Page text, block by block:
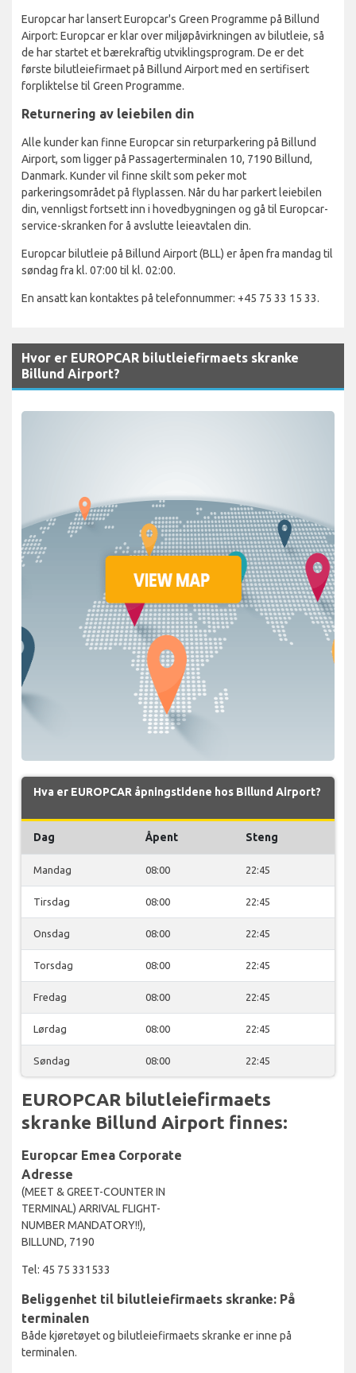
Europcar har lansert Europcar's Green Programme på Billund
Airport: Europcar er klar over miljøpåvirkningen av bilutleie, så
de har startet et bærekraftig utviklingsprogram. De er det
første bilutleiefirmaet på Billund Airport med en sertifisert
forpliktelse til Green Programme.
Returnering av leiebilen din
Alle kunder kan finne Europcar sin returparkering på Billund
Airport, som ligger på Passagerterminalen 10, 7190 Billund,
Danmark. Kunder vil finne skilt som peker mot
parkeringsområdet på flyplassen. Når du har parkert leiebilen
din, vennligst fortsett inn i hovedbygningen og gå til Europcar-
service-skranken for å avslutte leieavtalen din.
Europcar bilutleie på Billund Airport (BLL) er åpen fra mandag til
søndag fra kl. 07:00 til kl. 02:00.
En ansatt kan kontaktes på telefonnummer: +45 75 33 15 33.
Hvor er EUROPCAR bilutleiefirmaets skranke
Billund Airport?
Hva er EUROPCAR åpningstidene hos Billund Airport?
Dag Åpent Steng
Mandag 08:00 22:45
Tirsdag 08:00 22:45
Onsdag 08:00 22:45
Torsdag 08:00 22:45
Fredag 08:00 22:45
Lørdag 08:00 22:45
Søndag 08:00 22:45
EUROPCAR bilutleiefirmaets
skranke Billund Airport finnes:
Europcar Emea Corporate
Adresse
(MEET & GREET-COUNTER IN
TERMINAL) ARRIVAL FLIGHT-
NUMBER MANDATORY!!),
BILLUND, 7190
Tel: 45 75 331533
Beliggenhet til bilutleiefirmaets skranke: På
terminalen
Både kjøretøyet og bilutleiefirmaets skranke er inne på
terminalen.